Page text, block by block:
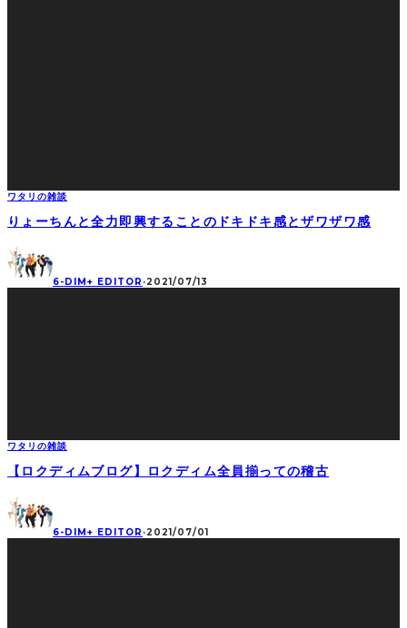
ワタリの雑談
りょーちんと全力即興することのドキドキ感とザワザワ感
6-DIM+ EDITOR ·2021/07/13
ワタリの雑談
【ロクディムブログ】ロクディム全員揃っての稽古
6-DIM+ EDITOR ·2021/07/01